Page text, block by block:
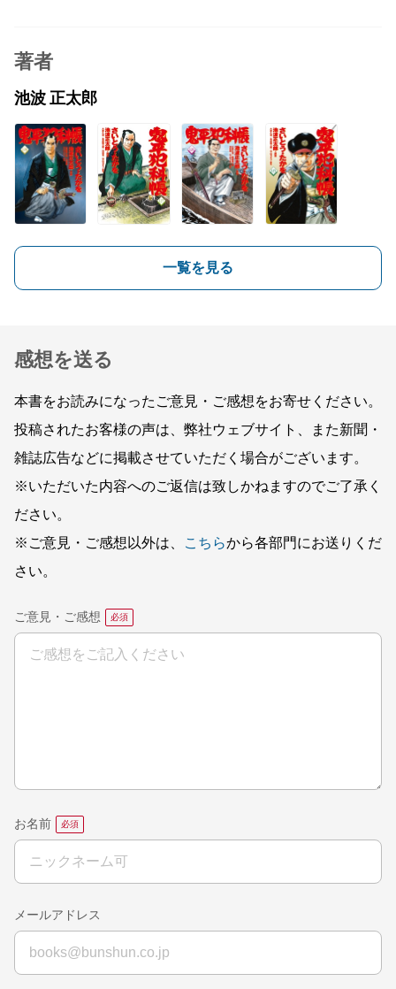
著者
池波 正太郎
一覧を見る
感想を送る
本書をお読みになったご意見・ご感想をお寄せください。
投稿されたお客様の声は、弊社ウェブサイト、また新聞・
雑誌広告などに掲載させていただく場合がございます。
※いただいた内容へのご返信は致しかねますのでご了承く
ださい。
※ご意見・ご感想以外は、
こちらから各部門にお送りくだ
さい。
ご意見・ご感想
お名前
メールアドレス